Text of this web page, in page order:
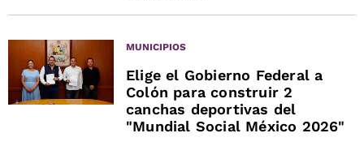
MUNICIPIOS
Elige el Gobierno Federal a
Colón para construir 2
canchas deportivas del
"Mundial Social México 2026"